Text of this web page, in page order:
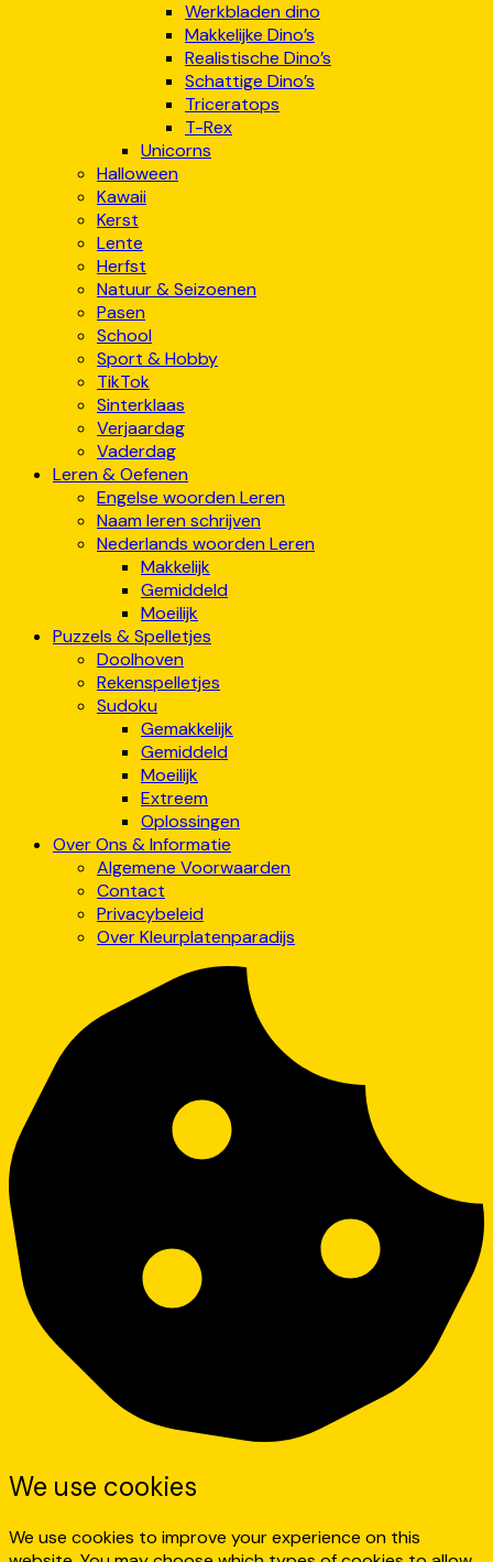
Werkbladen dino
Makkelijke Dino’s
Realistische Dino’s
Schattige Dino’s
Triceratops
T-Rex
Unicorns
Halloween
Kawaii
Kerst
Lente
Herfst
Natuur & Seizoenen
Pasen
School
Sport & Hobby
TikTok
Sinterklaas
Verjaardag
Vaderdag
Leren & Oefenen
Engelse woorden Leren
Naam leren schrijven
Nederlands woorden Leren
Makkelijk
Gemiddeld
Moeilijk
Puzzels & Spelletjes
Doolhoven
Rekenspelletjes
Sudoku
Gemakkelijk
Gemiddeld
Moeilijk
Extreem
Oplossingen
Over Ons & Informatie
Algemene Voorwaarden
Contact
Privacybeleid
Over Kleurplatenparadijs
We use cookies
We use cookies to improve your experience on this